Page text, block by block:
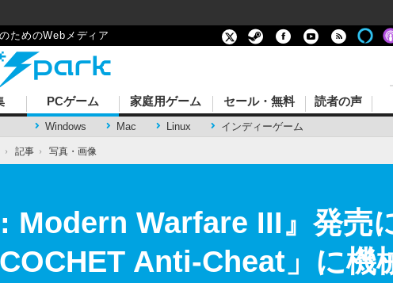
ためのWebメディア
PCゲーム
Windows Mac Linux インディーゲーム
家庭用ゲーム セール・無料 読者の声
› 記事 › 写真・画像
Modern Warfare III』発売
Anti-Cheat」に機